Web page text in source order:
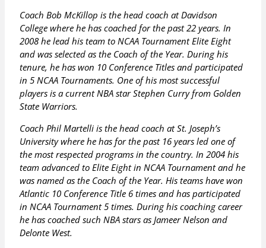
Coach Bob McKillop is the head coach at Davidson
College where he has coached for the past 22 years. In
2008 he lead his team to NCAA Tournament Elite Eight
and was selected as the Coach of the Year. During his
tenure, he has won 10 Conference Titles and participated
in 5 NCAA Tournaments. One of his most successful
players is a current NBA star Stephen Curry from Golden
State Warriors.
Coach Phil Martelli is the head coach at St. Joseph’s
University where he has for the past 16 years led one of
the most respected programs in the country. In 2004 his
team advanced to Elite Eight in NCAA Tournament and he
was named as the Coach of the Year. His teams have won
Atlantic 10 Conference Title 6 times and has participated
in NCAA Tournament 5 times. During his coaching career
he has coached such NBA stars as Jameer Nelson and
Delonte West.